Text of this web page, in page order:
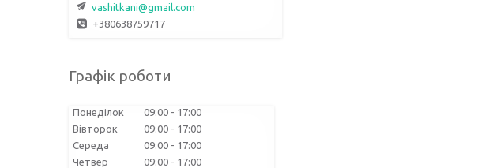
vashitkani@gmail.com
+380638759717
Графік роботи
Понеділок 09:00
17:00
Вівторок
09:00
17:00
Середа
09:00
17:00
Четвер
09:00
17:00